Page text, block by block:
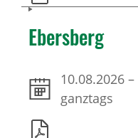
Ebersberg
10.08.2026 –
ganztags